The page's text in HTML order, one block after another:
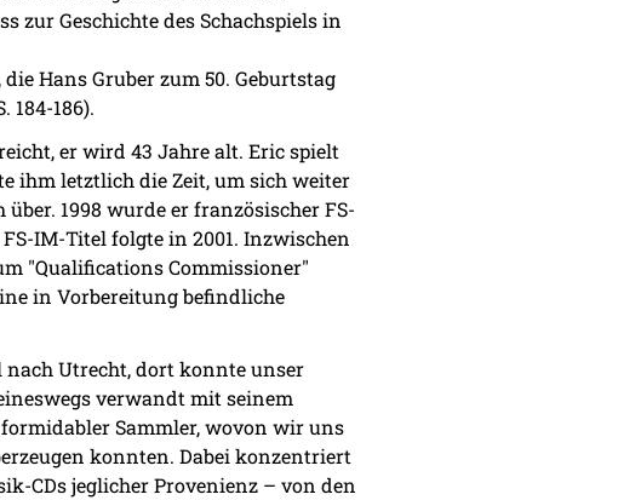
zur Geschichte des Schachspiels in
Hans Gruber zum 50. Geburtstag
184-186).
er wird 43 Jahre alt. Eric spielt
ihm letztlich die Zeit, um sich weiter
1998 wurde er französischer FS-
IM-Titel folgte in 2001. Inzwischen
"Qualifications Commissioner"
in Vorbereitung befindliche
nach Utrecht, dort konnte unser
verwandt mit seinem
Sammler, wovon wir uns
konnten. Dabei konzentriert
CDs jeglicher Provenienz – von den